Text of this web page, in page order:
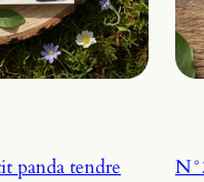
panda tendre